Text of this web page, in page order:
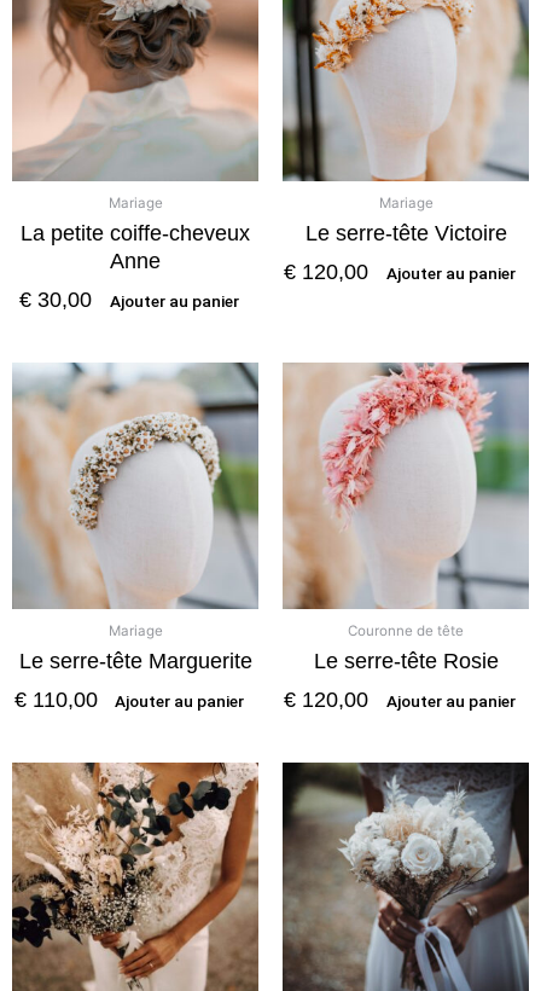
Mariage
La petite coiffe-cheveux
Anne
€ 30,00 Ajouter au panier
Mariage
Le serre-tête Victoire
€ 120,00 Ajouter au panier
Mariage
Le serre-tête Marguerite
€110,00 Ajouter au panier
Couronne de tête
Le serre-tête Rosie
€ 120,00 Ajouter au panier